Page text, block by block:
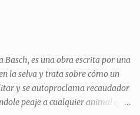
Basch, es una obra escrita por una
la selva y trata sobre cómo un
y se autoproclama recaudador
peaje a cualquier animal que